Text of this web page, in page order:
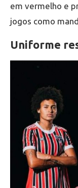
em vermelho e
jogos como
Uniforme